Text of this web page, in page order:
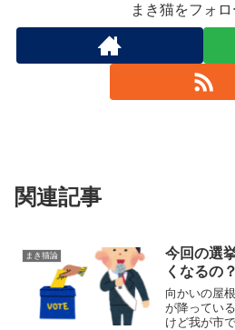
まき猫をフォ
関連記事
まき猫論
今回の選
くなるの？
向かいの屋
が降ってい
けど我が市